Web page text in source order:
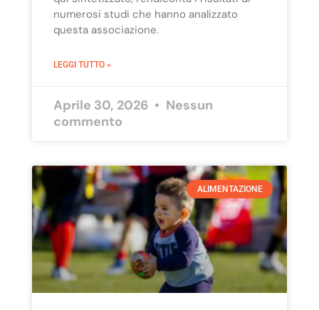
numerosi studi che hanno analizzato
questa associazione.
LEGGI TUTTO »
Aprile 30, 2026
Nessun
commento
ALIMENTAZIONE